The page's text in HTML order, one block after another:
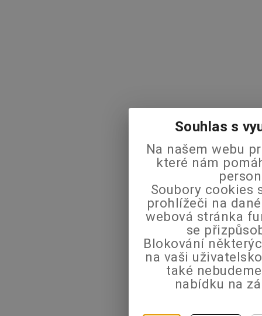
Souhlas s
Na našem webu
které nám
Soubory cookies
prohlížeči na
webová stránka
se
Blokování
na vaši
také
nabídku na